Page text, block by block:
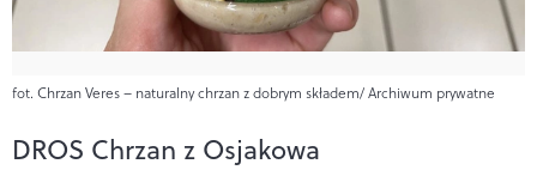
fot. Chrzan Veres – naturalny chrzan z dobrym składem/ Archiwum prywatne
DROS Chrzan z Osjakowa